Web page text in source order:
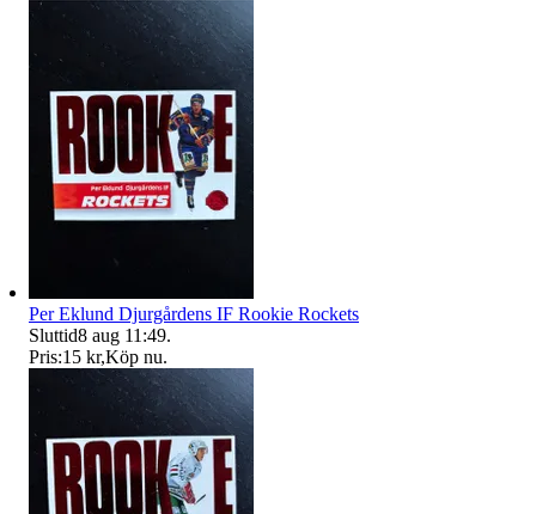
Per Eklund Djurgårdens IF Rookie Rockets
Sluttid8 aug 11:49.
Pris:15 kr,Köp nu.